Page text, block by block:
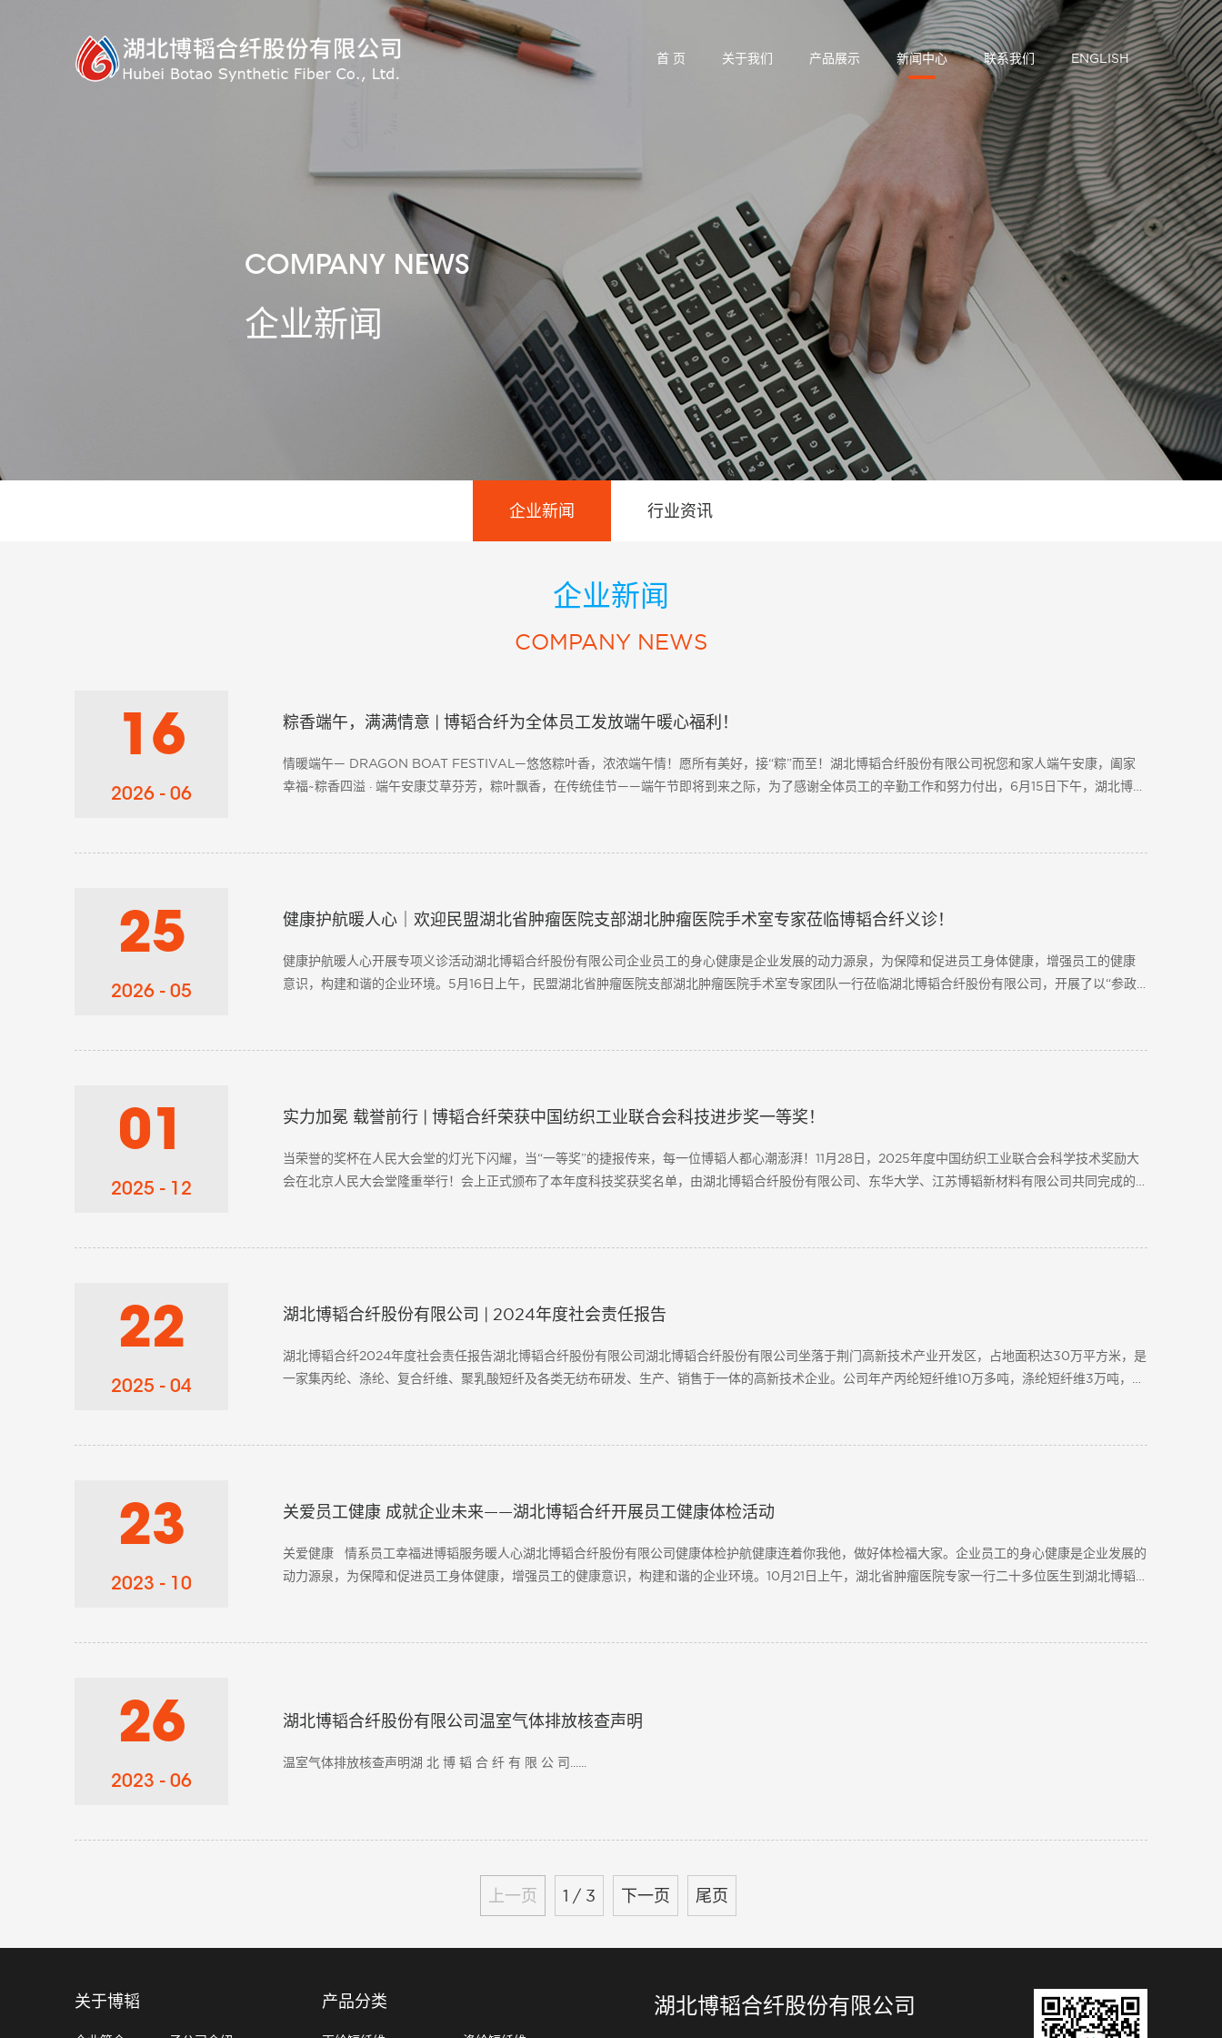
首 页 关于我们 产品展示 新闻中心 联系我们 ENGLISH
COMPANY NEWS
企业新闻
企业新闻 行业资讯
企业新闻
COMPANY NEWS
16
2026 - 06
粽香端午，满满情意 | 博韬合纤为全体员工发放端午暖心福利！
情暖端午— DRAGON BOAT FESTIVAL—悠悠粽叶香，浓浓端午情！愿所有美好，接“粽”而至！湖北博韬合纤股份有限公司祝您和家人端午安康，阖家
幸福~粽香四溢 · 端午安康艾草芬芳，粽叶飘香，在传统佳节——端午节即将到来之际，为了感谢全体员工的辛勤工作和努力付出，6月15日下午，湖北博韬
25
2026 - 05
健康护航暖人心｜欢迎民盟湖北省肿瘤医院支部湖北肿瘤医院手术室专家莅临博韬合纤义诊！
健康护航暖人心开展专项义诊活动湖北博韬合纤股份有限公司企业员工的身心健康是企业发展的动力源泉，为保障和促进员工身体健康，增强员工的健康
意识，构建和谐的企业环境。5月16日上午，民盟湖北省肿瘤医院支部湖北肿瘤医院手术室专家团队一行莅临湖北博韬合纤股份有限公司，开展了以“参政
01
2025 - 12
实力加冕 载誉前行 | 博韬合纤荣获中国纺织工业联合会科技进步奖一等奖！
当荣誉的奖杯在人民大会堂的灯光下闪耀，当“一等奖”的捷报传来，每一位博韬人都心潮澎湃！11月28日，2025年度中国纺织工业联合会科学技术奖励大
会在北京人民大会堂隆重举行！会上正式颁布了本年度科技奖获奖名单，由湖北博韬合纤股份有限公司、东华大学、江苏博韬新材料有限公司共同完成的
22
2025 - 04
湖北博韬合纤股份有限公司 | 2024年度社会责任报告
湖北博韬合纤2024年度社会责任报告湖北博韬合纤股份有限公司湖北博韬合纤股份有限公司坐落于荆门高新技术产业开发区，占地面积达30万平方米，是
一家集丙纶、涤纶、复合纤维、聚乳酸短纤及各类无纺布研发、生产、销售于一体的高新技术企业。公司年产丙纶短纤维10万多吨，涤纶短纤维3万吨，复
23
2023 - 10
关爱员工健康 成就企业未来——湖北博韬合纤开展员工健康体检活动
关爱健康 情系员工幸福进博韬服务暖人心湖北博韬合纤股份有限公司健康体检护航健康连着你我他，做好体检福大家。企业员工的身心健康是企业发展的
动力源泉，为保障和促进员工身体健康，增强员工的健康意识，构建和谐的企业环境。10月21日上午，湖北省肿瘤医院专家一行二十多位医生到湖北博韬
26
2023 - 06
湖北博韬合纤股份有限公司温室气体排放核查声明
温室气体排放核查声明湖 北 博 韬 合 纤 有 限 公 司......
上一页 1 / 3 下一页 尾页
关于博韬 产品分类 湖北博韬合纤股份有限公司